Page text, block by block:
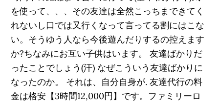
を使って、、、その友達は全然こっちまできてく
れないし口では又行くなって言ってる割にはこな
い。そうゆう人なら今後遊んだりするの控えます
か?ちなみにお互い子供はいます。 友達ばかりだ
ったことでしょう(汗) なぜこういう友達ばかりに
なったのか。 それは、自分自身が. 友達代行の料
金は格安【3時間12,000円】です。ファミリーロ